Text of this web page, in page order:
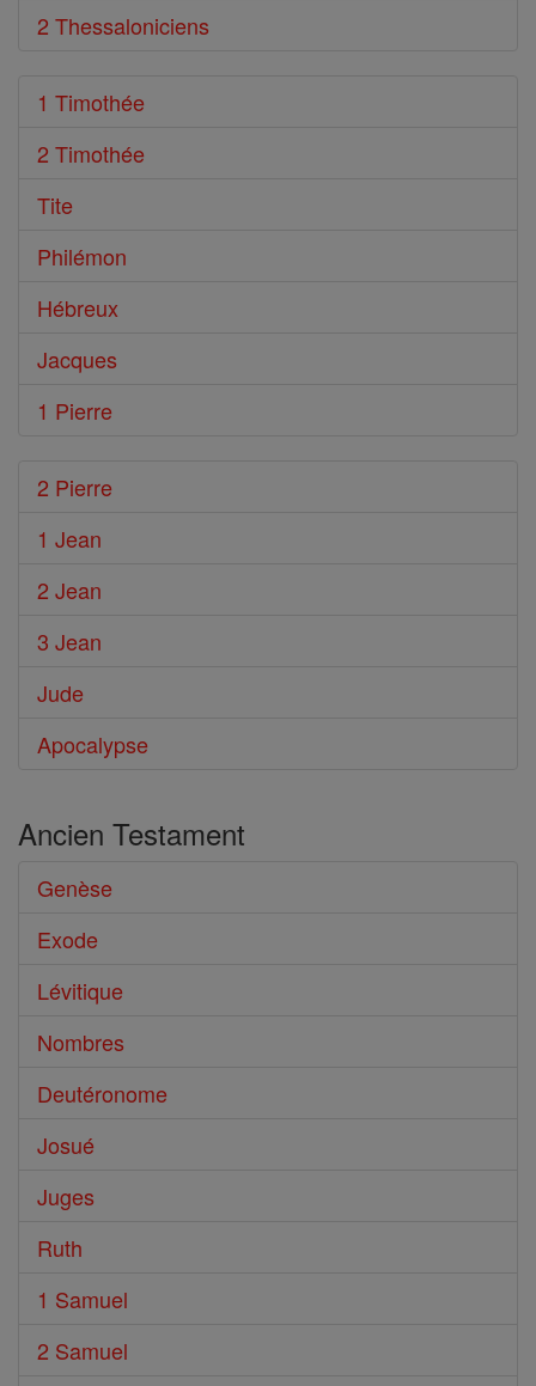
2 Thessaloniciens
1 Timothée
2 Timothée
Tite
Philémon
Hébreux
Jacques
1 Pierre
2 Pierre
1 Jean
2 Jean
3 Jean
Jude
Apocalypse
Ancien Testament
Genèse
Exode
Lévitique
Nombres
Deutéronome
Josué
Juges
Ruth
1 Samuel
2 Samuel